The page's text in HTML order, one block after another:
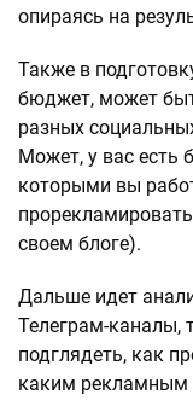
опираясь на
Также в
бюджет, может
разных
Может, у вас есть
которыми вы
своем блоге).
Дальше идет
Телеграм-каналы,
подглядеть, как
каким рекламным